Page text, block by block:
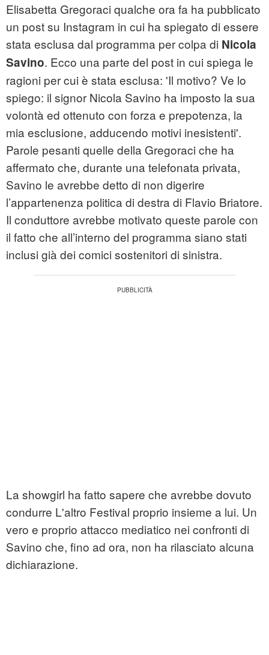
Elisabetta Gregoraci qualche ora fa ha pubblicato
un post su Instagram in cui ha spiegato di essere
stata esclusa dal programma per colpa di Nicola
Savino. Ecco una parte del post in cui spiega le
ragioni per cui è stata esclusa: 'Il motivo? Ve lo
spiego: il signor Nicola Savino ha imposto la sua
volontà ed ottenuto con forza e prepotenza, la
mia esclusione, adducendo motivi inesistenti'.
Parole pesanti quelle della Gregoraci che ha
affermato che, durante una telefonata privata,
Savino le avrebbe detto di non digerire
l’appartenenza politica di destra di Flavio Briatore.
Il conduttore avrebbe motivato queste parole con
il fatto che all’interno del programma siano stati
inclusi già dei comici sostenitori di sinistra.
La showgirl ha fatto sapere che avrebbe dovuto
condurre L'altro Festival proprio insieme a lui. Un
vero e proprio attacco mediatico nei confronti di
Savino che, fino ad ora, non ha rilasciato alcuna
dichiarazione.